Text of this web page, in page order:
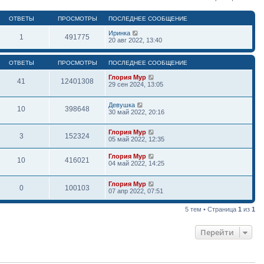
ОТВЕТЫ ПРОСМОТРЫ ПОСЛЕДНЕЕ СООБЩЕНИЕ
1 491775
Иринка
20 авг 2022, 13:40
ОТВЕТЫ ПРОСМОТРЫ ПОСЛЕДНЕЕ СООБЩЕНИЕ
41 12401308
Глория Мур
29 сен 2024, 13:05
10 398648
Девушка
30 май 2022, 20:16
3 152324
Глория Мур
05 май 2022, 12:35
10 416021
Глория Мур
04 май 2022, 14:25
0 100103
Глория Мур
07 апр 2022, 07:51
5 тем • Страница 1 из 1
Перейти